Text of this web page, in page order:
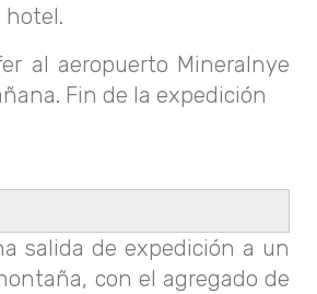
hotel.
al aeropuerto Mineralnye
Fin de la expedición
salida de expedición a un
con el agregado de